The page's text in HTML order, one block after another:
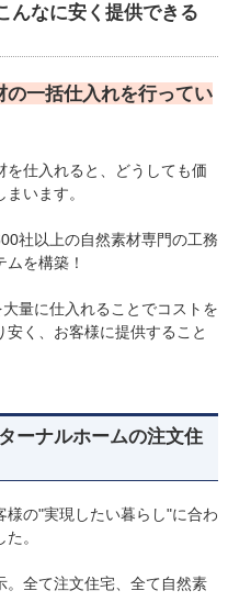
んなに安く提供できる
一括仕入れを行ってい
仕入れると、どうしても価
います。
社以上の自然素材専門の工務
を構築！
量に仕入れることでコストを
く、お客様に提供すること
ーナルホームの注文住
の"実現したい暮らし"に合わ
。
。全て注文住宅、全て自然素